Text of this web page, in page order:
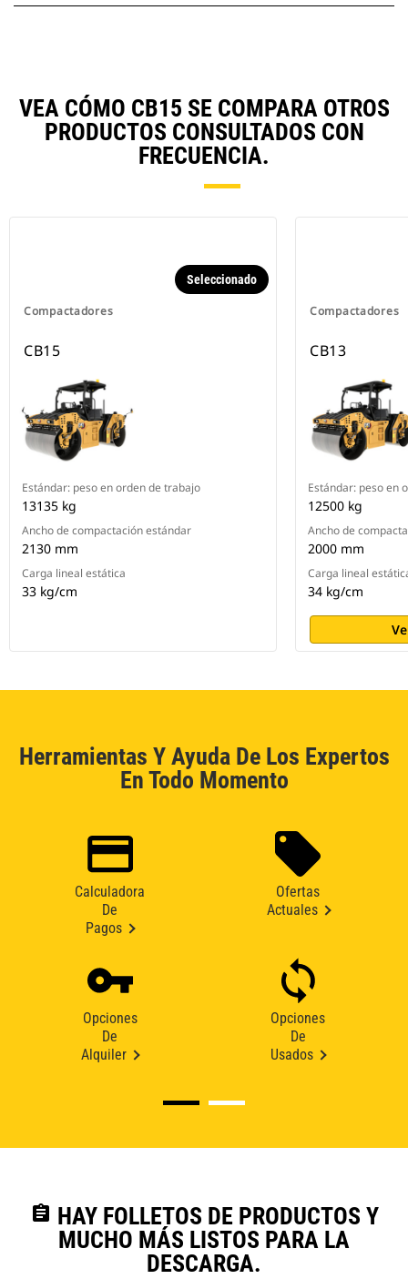
VEA CÓMO CB15 SE COMPARA OTROS
PRODUCTOS CONSULTADOS CON
FRECUENCIA.
Compactadores
Seleccionado
CB15
Estándar: peso en orden de trabajo
13135 kg
Ancho de compactación estándar
2130 mm
Carga lineal estática
33 kg/cm
Compactadores
CB13
Estándar: peso en
12500 kg
Ancho de
2000 mm
Carga lineal
34 kg/cm
Herramientas Y Ayuda De Los Expertos
En Todo Momento
Calculadora
De
Pagos
Ofertas
Actuales
Opciones
De
Alquiler
Opciones
De
Usados
assignment HAY FOLLETOS DE PRODUCTOS Y
MUCHO MÁS LISTOS PARA LA
DESCARGA.